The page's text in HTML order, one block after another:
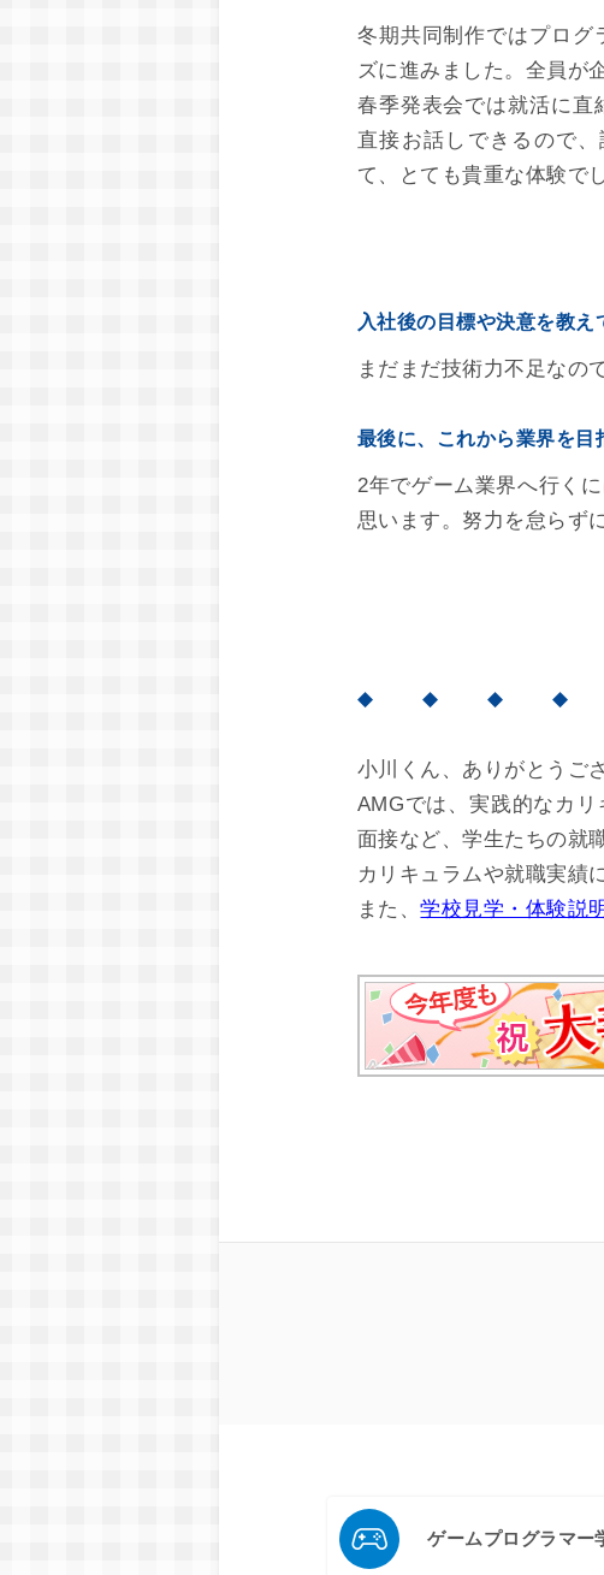
冬期共同制作ではプログ
ズに進みました。全員が
春季発表会では就活に直
直接お話しできるので
て、とても貴重な体験で
入社後の目標や決意を教え
まだまだ技術力不足なの
最後に、これから業界を目
2年でゲーム業界へ行く
思います。努力を怠らず
◆ ◆ ◆ ◆
小川くん、ありがとうご
AMGでは、実践的なカ
面接など、学生たちの就
カリキュラムや就職実績
また、学校見学・体験説
ゲームプログラマー